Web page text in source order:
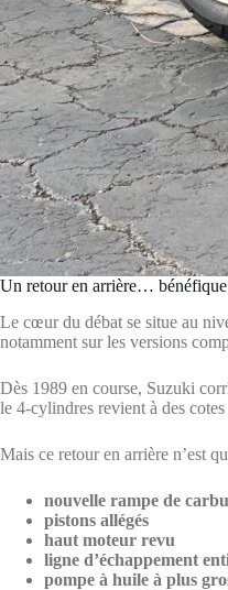
Un retour en arrière… bénéfique
Le cœur du débat se situe au
notamment sur les versions
Dès 1989 en course, Suzuki
le 4-cylindres revient à des
Mais ce retour en arrière n’est
nouvelle rampe de
pistons allégés
haut moteur revu
ligne d’échappement
pompe à huile à plus